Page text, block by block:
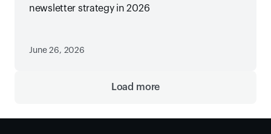
newsletter strategy in 2026
June 26, 2026
Load more